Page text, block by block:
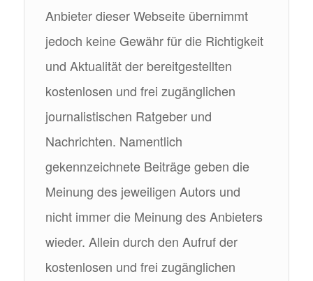
Anbieter dieser Webseite übernimmt
jedoch keine Gewähr für die Richtigkeit
und Aktualität der bereitgestellten
kostenlosen und frei zugänglichen
journalistischen Ratgeber und
Nachrichten. Namentlich
gekennzeichnete Beiträge geben die
Meinung des jeweiligen Autors und
nicht immer die Meinung des Anbieters
wieder. Allein durch den Aufruf der
kostenlosen und frei zugänglichen